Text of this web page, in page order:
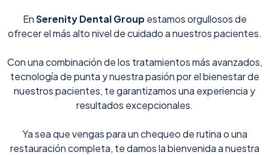
EnSerenity Dental Groupestamos orgullosos de
ofrecer el más alto nivel de cuidado a nuestros pacientes.
Con una combinación de los tratamientos más avanzados,
tecnología de punta y nuestra pasión por el bienestar de
nuestros pacientes, te garantizamos una experiencia y
resultados excepcionales.
Ya sea que vengas para un chequeo de rutina o una
restauración completa, te damos la bienvenida a nuestra